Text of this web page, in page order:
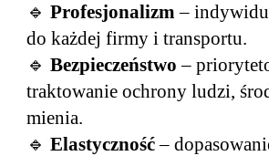
🔹Profesjonalizm–
do każdej firmy i transportu.
🔹Bezpieczeństwo –
traktowanie ochrony ludzi,
mienia.
🔹Elastyczność–